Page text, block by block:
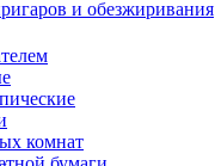
и обезжиривания
комнат